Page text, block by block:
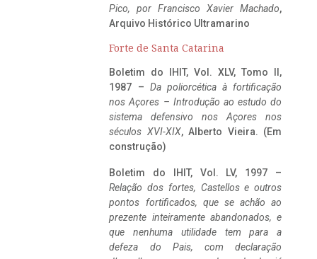
Pico, por Francisco Xavier Machado,
Arquivo Histórico Ultramarino
Forte de Santa Catarina
Boletim do IHIT, Vol. XLV, Tomo II,
1987 – Da poliorcética à fortificação
nos Açores – Introdução ao estudo do
sistema defensivo nos Açores nos
séculos XVI-XIX, Alberto Vieira. (Em
construção)
Boletim do IHIT, Vol. LV, 1997 –
Relação dos fortes, Castellos e outros
pontos fortificados, que se achão ao
prezente inteiramente abandonados, e
que nenhuma utilidade tem para a
defeza do Pais, com declaração